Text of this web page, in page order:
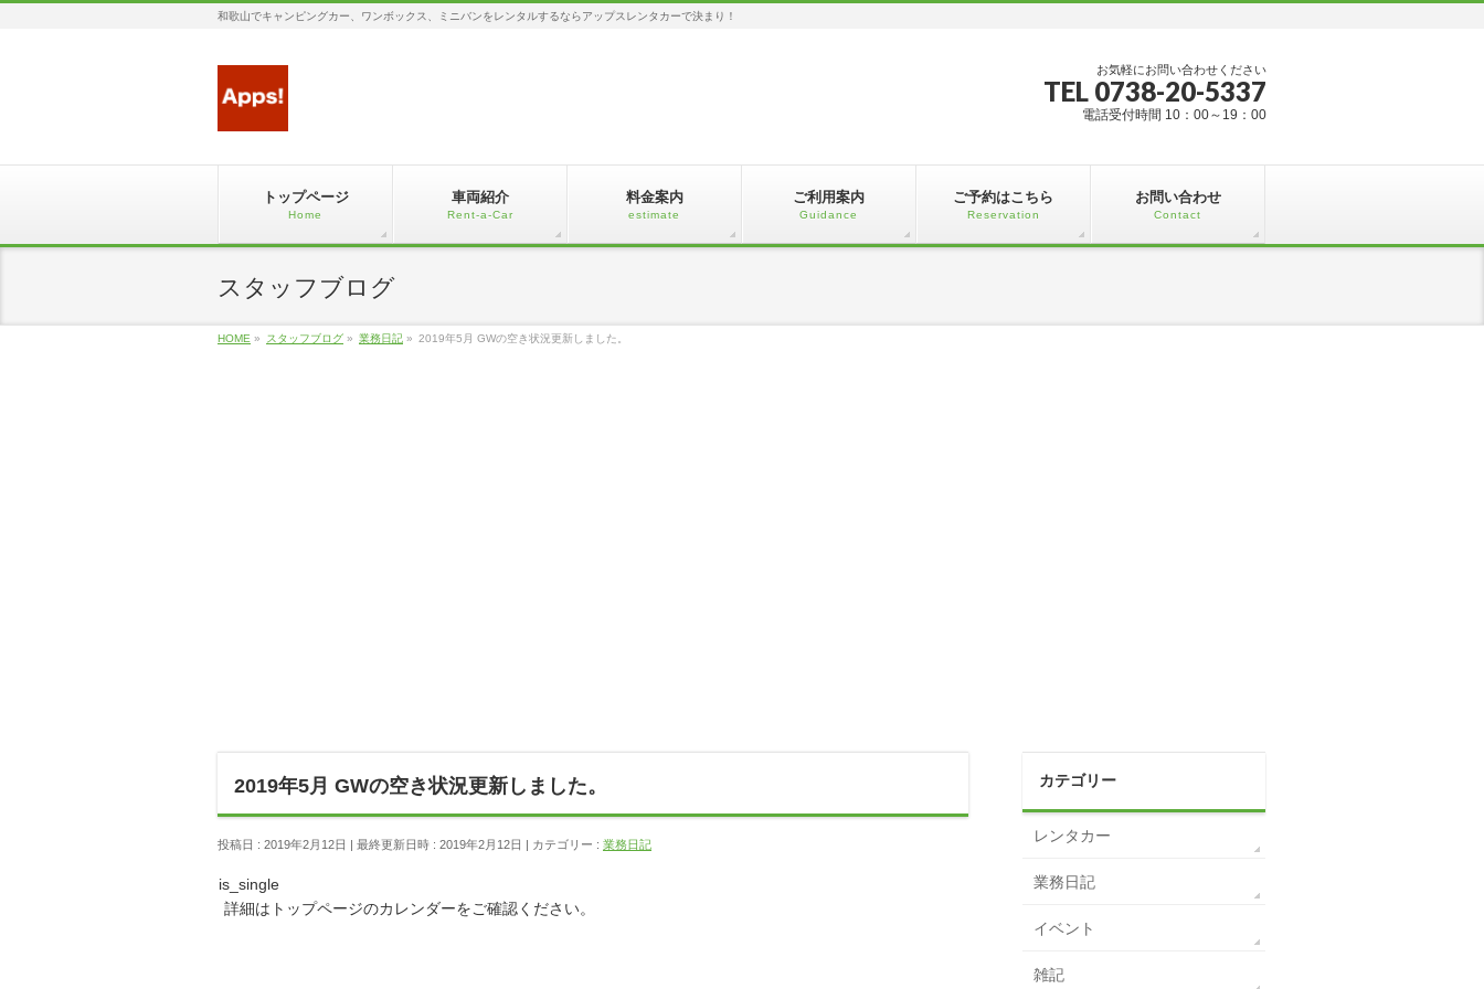
和歌山でキャンピングカー、ワンボックス、ミニバンをレンタルするならアップスレンタカーで決まり！
お気軽にお問い合わせください
TEL 0738-20-5337
電話受付時間 10：00～19：00
トップページ
Home
車両紹介
Rent-a-Car
料金案内
estimate
ご利用案内
Guidance
ご予約はこちら
Reservation
お問い合わせ
Contact
スタッフブログ
HOME » スタッフブログ » 業務日記 » 2019年5月 GWの空き状況更新しました。
2019年5月 GWの空き状況更新しました。
投稿日 : 2019年2月12日 最終更新日時 : 2019年2月12日 カテゴリー : 業務日記
is_single
詳細はトップページのカレンダーをご確認ください。
カテゴリー
レンタカー
業務日記
イベント
雑記